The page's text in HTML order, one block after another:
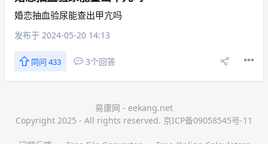
婚恋抽血验尿能查出甲亢吗
发布于 2024-05-20 14:13
同问 433 3个回答
易康网 - eekang.net
Copyright 2025 - All rights reserved. 京ICP备09058545号-11